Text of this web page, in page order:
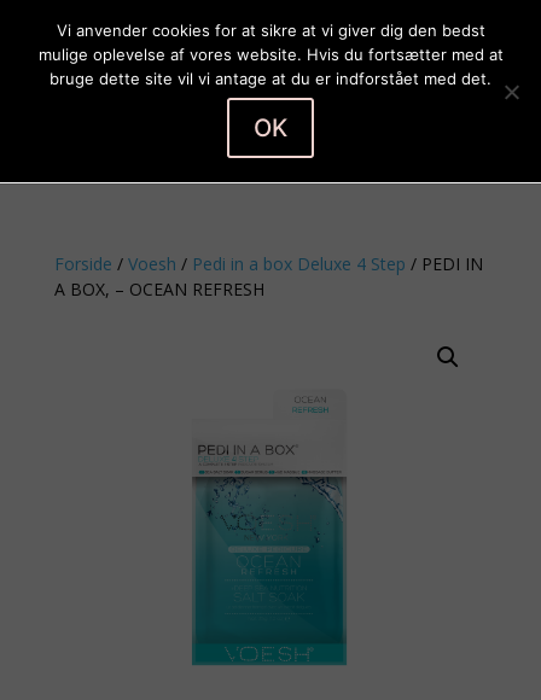
Forside / Voesh / Pedi in a box Deluxe 4 Step / PEDI IN
A BOX, – OCEAN REFRESH
Vi anvender cookies for at sikre at vi giver dig den bedst
mulige oplevelse af vores website. Hvis du fortsætter med at
bruge dette site vil vi antage at du er indforstået med det.
OK